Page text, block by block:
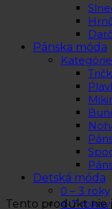
Pánska móda
Kategórie
Detská móda
0 – 3 roky
4-7 rokov
Tento produkt nie